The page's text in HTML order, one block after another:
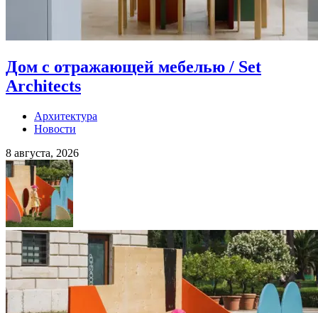
Дом с отражающей мебелью / Set
Architects
Архитектура
Новости
8 августа, 2026